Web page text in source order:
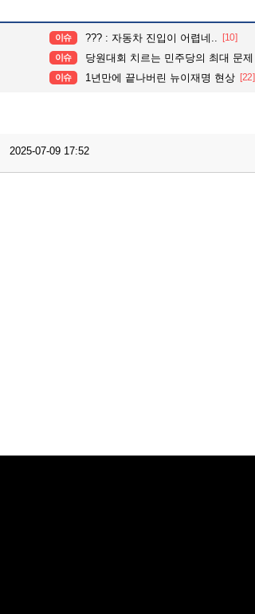
이슈 ??? : 자동차 진입이 어렵네.. [10]
이슈 당원대회 치르는 민주당의 최대 문제
이슈 1년만에 끝나버린 뉴이재명 현상 [22]
2025-07-09 17:52